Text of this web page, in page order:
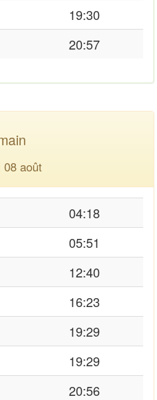
19:30
20:57
08 août
04:18
05:51
12:40
16:23
19:29
19:29
20:56